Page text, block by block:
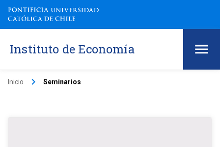
Instituto de Economía
Inicio keyboard_arrow_right Seminarios